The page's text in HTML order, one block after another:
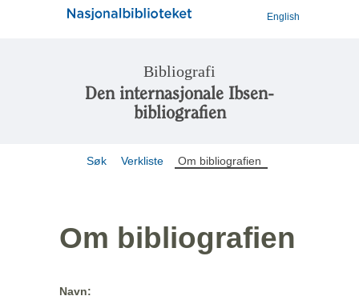
English
Bibliografi
Den internasjonale Ibsen-
bibliografien
Søk Verkliste Om bibliografien
Om bibliografien
Navn: